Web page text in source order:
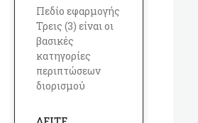
Πεδίο εφαρμογής
Τρεις (3) είναι οι
βασικές
κατηγορίες
περιπτώσεων
διορισμού